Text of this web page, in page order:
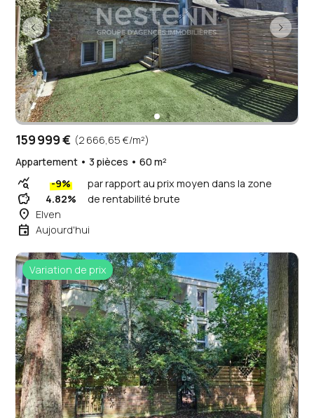
159 999 € (2 666,65 €/m²)
Appartement • 3 pièces • 60 m²
query_stats -9% par rapport au prix moyen dans la zone
savings 4.82% de rentabilité brute
place Elven
event Aujourd'hui
Variation de prix